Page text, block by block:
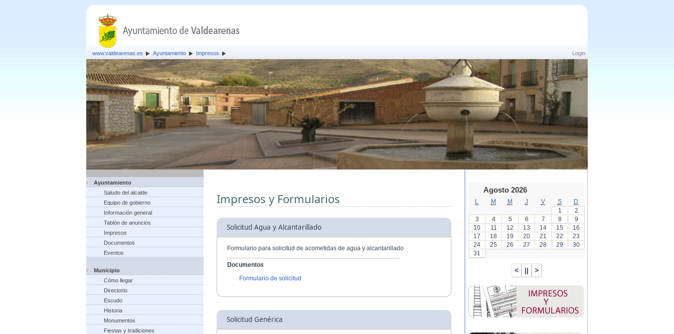
Login
www.valdearenas.es Ayuntamiento Impresos
Ayuntamiento
Saludo del alcalde
Equipo de gobierno
Información general
Tablón de anuncios
Impresos
Documentos
Eventos
Municipio
Cómo llegar
Directorio
Escudo
Historia
Monumentos
Fiestas y tradiciones
Impresos y Formularios
Solicitud Agua y Alcantarillado
Formulario para solicitud de acometidas de agua y alcantarillado
Documentos
Formulario de solicitud
Solicitud Genérica
Agosto 2026
M M J V S
D
1
2
3
4 5 6 7 8
9
10
11 12 13 14 15
16
17
18 19 20 21 22
23
24
25 26 27 28 29
30
31